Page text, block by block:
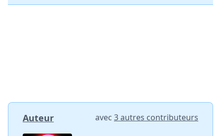
Auteur avec 3 autres contributeurs